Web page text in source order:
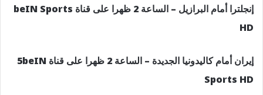
إنجلترا أمام البرازيل – الساعة 2 ظهرا على قناة beIN Sports
HD
إيران أمام كاليدونيا الجديدة – الساعة 2 ظهرا على قناة 5beIN
Sports HD